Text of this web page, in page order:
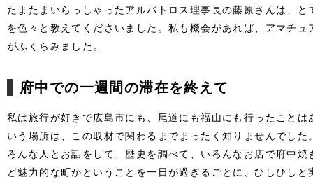
たまたまいらっしゃったアルバトロス理事長の藤原さんは、
を色々と教えてくださいました。私も機会があれば、アマチ
がふくらみました。
府中での一週間の滞在を終えて
私は旅行が好きで広島市にも、尾道にも福山にも行ったこと
いう場所は、この取材で関わるまでまったく知りませんでし
ろんな人とお話をして、歴史を調べて、いろんなお店で府中
ど魅力的な町かということを一日が過ぎるごとに、ひしひしと